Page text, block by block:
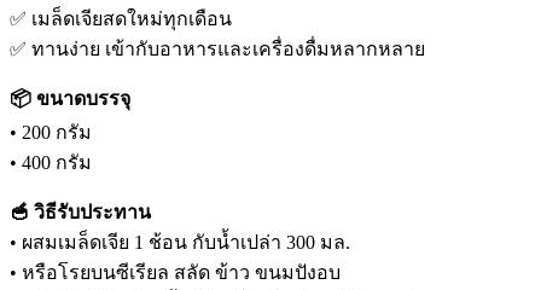
✅ เมล็ดเจียสดใหม่ทุกเดือน
✅ ทานง่าย เข้ากับอาหารและเครื่องดื่มหลากหลาย
📦 ขนาดบรรจุ
• 200 กรัม
• 400 กรัม
🥣 วิธีรับประทาน
• ผสมเมล็ดเจีย 1 ช้อน กับน้ำเปล่า 300 มล.
• หรือโรยบนซีเรียล สลัด ข้าว ขนมปังอบ